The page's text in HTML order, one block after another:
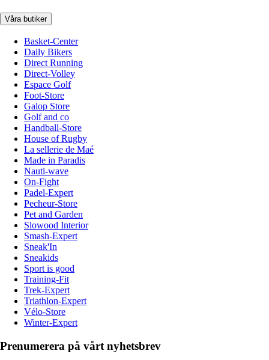
Våra butiker
Basket-Center
Daily Bikers
Direct Running
Direct-Volley
Espace Golf
Foot-Store
Galop Store
Golf and co
Handball-Store
House of Rugby
La sellerie de Maé
Made in Paradis
Nauti-wave
On-Fight
Padel-Expert
Pecheur-Store
Pet and Garden
Slowood Interior
Smash-Expert
Sneak'In
Sneakids
Sport is good
Training-Fit
Trek-Expert
Triathlon-Expert
Vélo-Store
Winter-Expert
Prenumerera på vårt nyhetsbrev